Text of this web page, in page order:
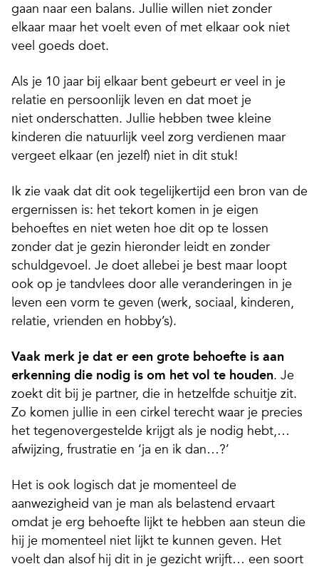
gaan naar een balans. Jullie willen niet zonder
elkaar maar het voelt even of met elkaar ook niet
veel goeds doet.
Als je 10 jaar bij elkaar bent gebeurt er veel in je
relatie en persoonlijk leven en dat moet je
niet onderschatten. Jullie hebben twee kleine
kinderen die natuurlijk veel zorg verdienen maar
vergeet elkaar (en jezelf) niet in dit stuk!
Ik zie vaak dat dit ook tegelijkertijd een bron van de
ergernissen is: het tekort komen in je eigen
behoeftes en niet weten hoe dit op te lossen
zonder dat je gezin hieronder leidt en zonder
schuldgevoel. Je doet allebei je best maar loopt
ook op je tandvlees door alle veranderingen in je
leven een vorm te geven (werk, sociaal, kinderen,
relatie, vrienden en hobby’s).
Vaak merk je dat er een grote behoefte is aan
erkenning die nodig is om het vol te houden. Je
zoekt dit bij je partner, die in hetzelfde schuitje zit.
Zo komen jullie in een cirkel terecht waar je precies
het tegenovergestelde krijgt als je nodig hebt,…
afwijzing, frustratie en ‘ja en ik dan…?’
Het is ook logisch dat je momenteel de
aanwezigheid van je man als belastend ervaart
omdat je erg behoefte lijkt te hebben aan steun die
hij je momenteel niet lijkt te kunnen geven. Het
voelt dan alsof hij dit in je gezicht wrijft… een soort